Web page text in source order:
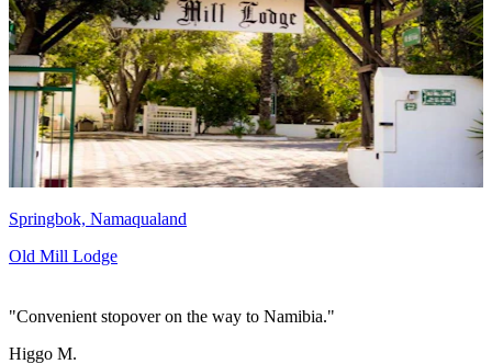
Springbok, Namaqualand
Old Mill Lodge
"Convenient stopover on the way to Namibia."
Higgo M.